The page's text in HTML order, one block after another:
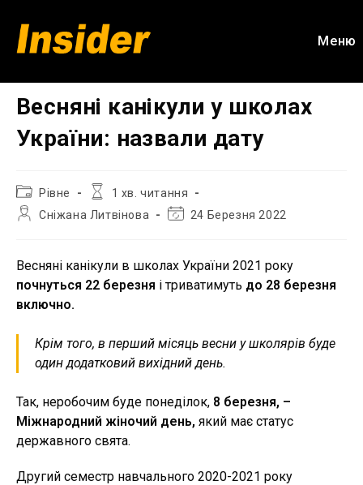
вмісту
Меню
Весняні канікули у школах
України: назвали дату
Категорія
запису:
Рівне
Час
1 хв. читання
АвторСніжана Литвінова
Остання24 Березня 2022
Весняні канікули в школах України 2021 року
почнуться 22 березня і триватимуть до 28 березня
включно.
Крім того, в перший місяць весни у школярів буде
один додатковий вихідний день.
Так, неробочим буде понеділок, 8 березня, –
Міжнародний жіночий день, який має статус
державного свята.
Другий семестр навчального 2020-2021 року